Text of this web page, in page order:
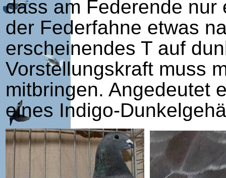
dass am Federende
der Federfahne etwas
erscheinendes T auf
Vorstellungskraft muss
mitbringen. Angedeutet
eines Indigo-